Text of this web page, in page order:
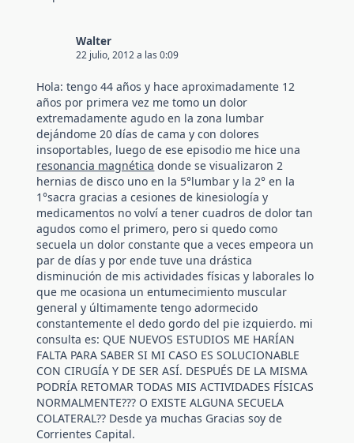
Walter
22 julio, 2012 a las 0:09
Hola: tengo 44 años y hace aproximadamente 12
años por primera vez me tomo un dolor
extremadamente agudo en la zona lumbar
dejándome 20 días de cama y con dolores
insoportables, luego de ese episodio me hice una
resonancia magnética donde se visualizaron 2
hernias de disco uno en la 5°lumbar y la 2° en la
1°sacra gracias a cesiones de kinesiología y
medicamentos no volví a tener cuadros de dolor tan
agudos como el primero, pero si quedo como
secuela un dolor constante que a veces empeora un
par de días y por ende tuve una drástica
disminución de mis actividades físicas y laborales lo
que me ocasiona un entumecimiento muscular
general y últimamente tengo adormecido
constantemente el dedo gordo del pie izquierdo. mi
consulta es: QUE NUEVOS ESTUDIOS ME HARÍAN
FALTA PARA SABER SI MI CASO ES SOLUCIONABLE
CON CIRUGÍA Y DE SER ASÍ. DESPUÉS DE LA MISMA
PODRÍA RETOMAR TODAS MIS ACTIVIDADES FÍSICAS
NORMALMENTE??? O EXISTE ALGUNA SECUELA
COLATERAL?? Desde ya muchas Gracias soy de
Corrientes Capital.